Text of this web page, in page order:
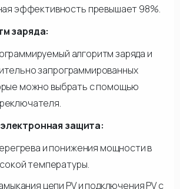
эффективность превышает 98%.
заряда:
алгоритм заряда и
запрограммированных
можно выбрать с помощью
защита:
и понижения мощности в
температуры.
цепи PV и подключения PV с